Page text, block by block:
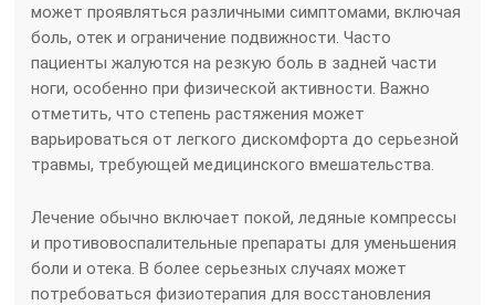
может проявляться различными симптомами, включая
боль, отек и ограничение подвижности. Часто
пациенты жалуются на резкую боль в задней части
ноги, особенно при физической активности. Важно
отметить, что степень растяжения может
варьироваться от легкого дискомфорта до серьезной
травмы, требующей медицинского вмешательства.
Лечение обычно включает покой, ледяные компрессы
и противовоспалительные препараты для уменьшения
боли и отека. В более серьезных случаях может
потребоваться физиотерапия для восстановления